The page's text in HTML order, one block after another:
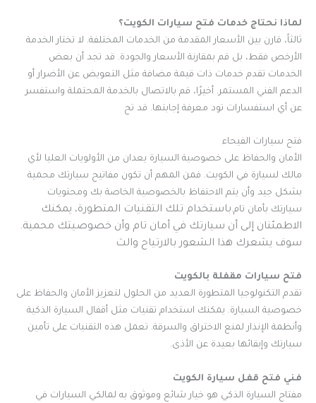
لماذا نحتاج خدمات فتح سيارات الكويت؟
ثالثاً، قارن بين الأسعار المقدمة من الخدمات المختلفة. لا تختار الخدمة
الأرخص فقط، بل قم بمقارنة الأسعار والجودة. قد تجد أن بعض
الخدمات تقدم خدمات ذات قيمة مضافة مثل التعويض عن الأضرار أو
الدعم الفني المستمر. أخيرًا، قم بالاتصال بالخدمة المحتملة واستفسر
عن أي استفسارات تود معرفة إجابتها. قد تح
فتح سيارات الفيحاء
الأمان والحفاظ على خصوصية السيارة يعدان من الأولويات العليا لأي
مالك لسيارة في الكويت. فمن المهم أن تكون مفاتيح سيارتك محمية
بشكل جيد وأن يتم الاحتفاظ بالخصوصية الخاصة بك ومحتويات
سيارتك بأمان تام.باستخدام تلك التقنيات المتطورة، يمكنك
الاطمئنان إلى أن سيارتك في أمان تام وأن خصوصيتك محمية.
سوف يشعرك هذا الشعور بالارتياح والث
فتح سيارات مقفلة بالكويت
تقدم التكنولوجيا المتطورة العديد من الحلول لتعزيز الأمان والحفاظ على
خصوصية السيارة. يمكنك استخدام تقنيات مثل أقفال السيارة الذكية
وأنظمة الإنذار لمنع الاختراق والسرقة. تعمل هذه التقنيات على تأمين
سيارتك وإبقائها بعيدة عن الأذى.
فني فتح قفل سيارة الكويت
مفتاح السيارة الذكي هو خيار شائع وموثوق به لمالكي السيارات في